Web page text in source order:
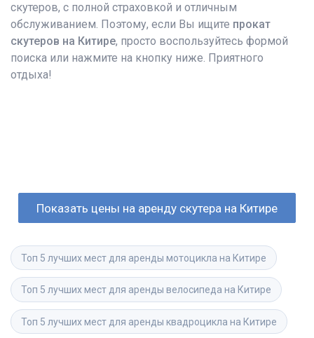
скутеров, с полной страховкой и отличным
обслуживанием. Поэтому, если Вы ищите прокат
скутеров на Китире, просто воспользуйтесь формой
поиска или нажмите на кнопку ниже. Приятного
отдыха!
Показать цены на аренду скутера на Китире
Топ 5 лучших мест для аренды мотоцикла на Китире
Топ 5 лучших мест для аренды велосипеда на Китире
Топ 5 лучших мест для аренды квадроцикла на Китире